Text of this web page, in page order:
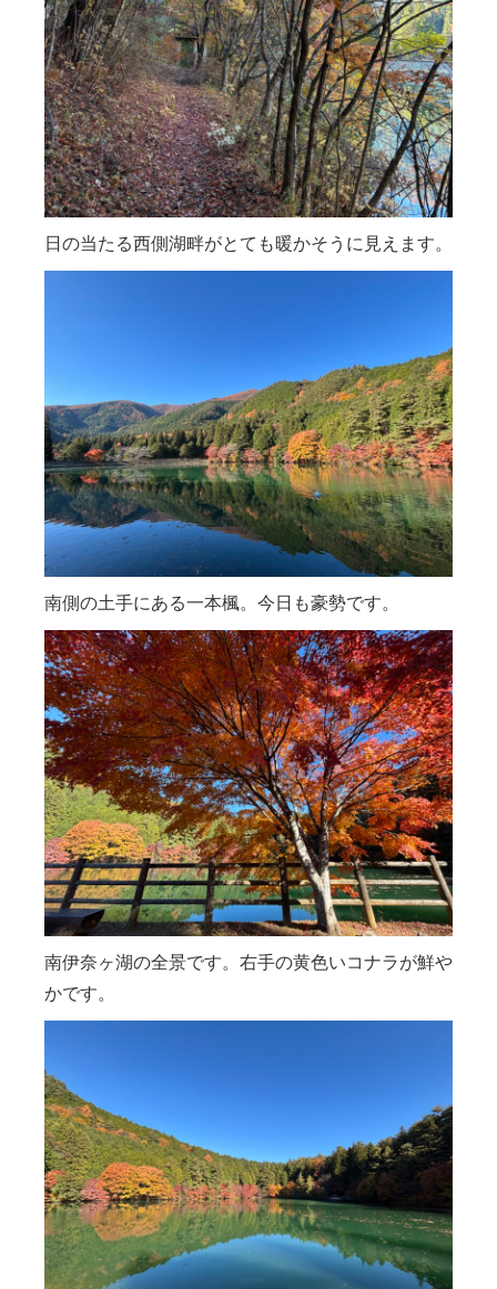
日の当たる西側湖畔がとても暖かそうに見えます。
南側の土手にある一本楓。今日も豪勢です。
南伊奈ヶ湖の全景です。右手の黄色いコナラが鮮や
かです。